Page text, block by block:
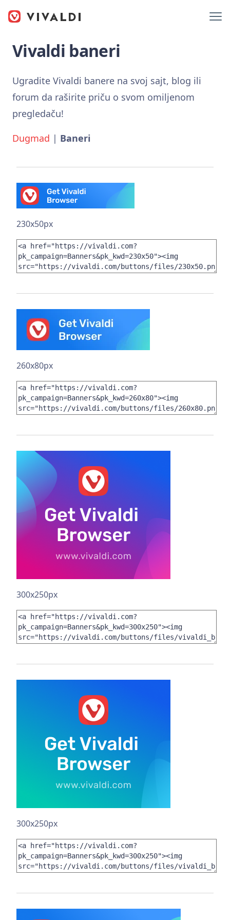
Vivaldi baneri
Ugradite Vivaldi banere na svoj sajt, blog ili
forum da raširite priču o svom omiljenom
pregledaču!
Dugmad | Baneri
230x50px
260x80px
300x250px
300x250px